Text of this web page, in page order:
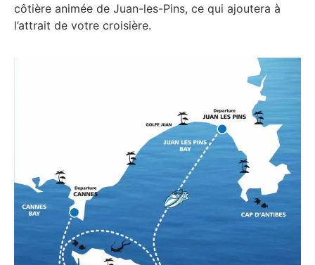
côtière animée de Juan-les-Pins, ce qui ajoutera à
l’attrait de votre croisière.